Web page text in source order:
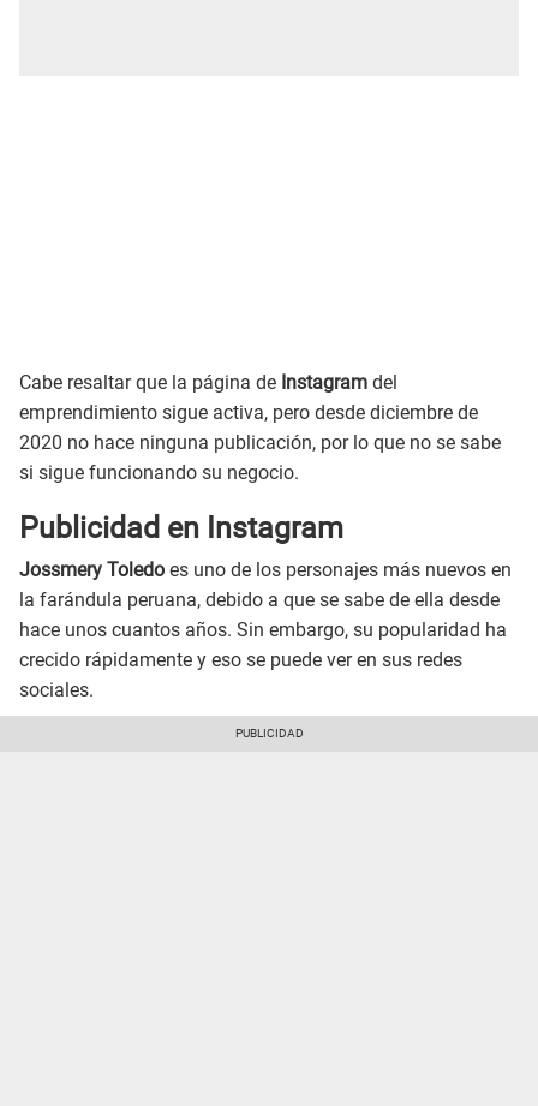
Cabe resaltar que la página de Instagram del
emprendimiento sigue activa, pero desde diciembre de
2020 no hace ninguna publicación, por lo que no se sabe
si sigue funcionando su negocio.
Publicidad en Instagram
Jossmery Toledo es uno de los personajes más nuevos en
la farándula peruana, debido a que se sabe de ella desde
hace unos cuantos años. Sin embargo, su popularidad ha
crecido rápidamente y eso se puede ver en sus redes
sociales.